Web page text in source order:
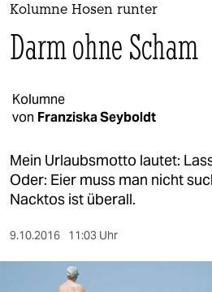
themen
politik
gesellschaft
kultur
sport
berlin
nord
Kolumne Hosen runter
Darm ohne Scham
Kolumne
von Franziska Seyboldt
Mein Urlaubsmotto lautet:
Oder: Eier muss man nicht
Nacktos ist überall.
9.10.2016 11:03 Uhr